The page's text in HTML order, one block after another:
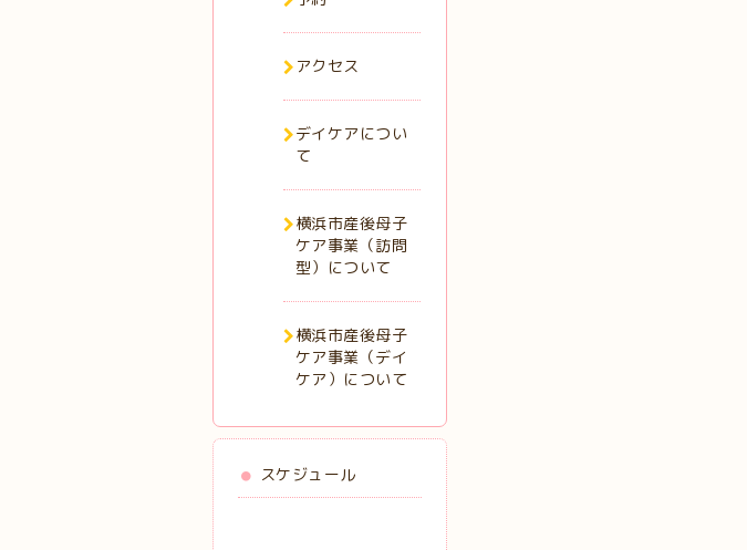
アクセス
デイケアについ
て
横浜市産後母子
ケア事業（訪問
型）について
横浜市産後母子
ケア事業（デイ
ケア）について
スケジュール